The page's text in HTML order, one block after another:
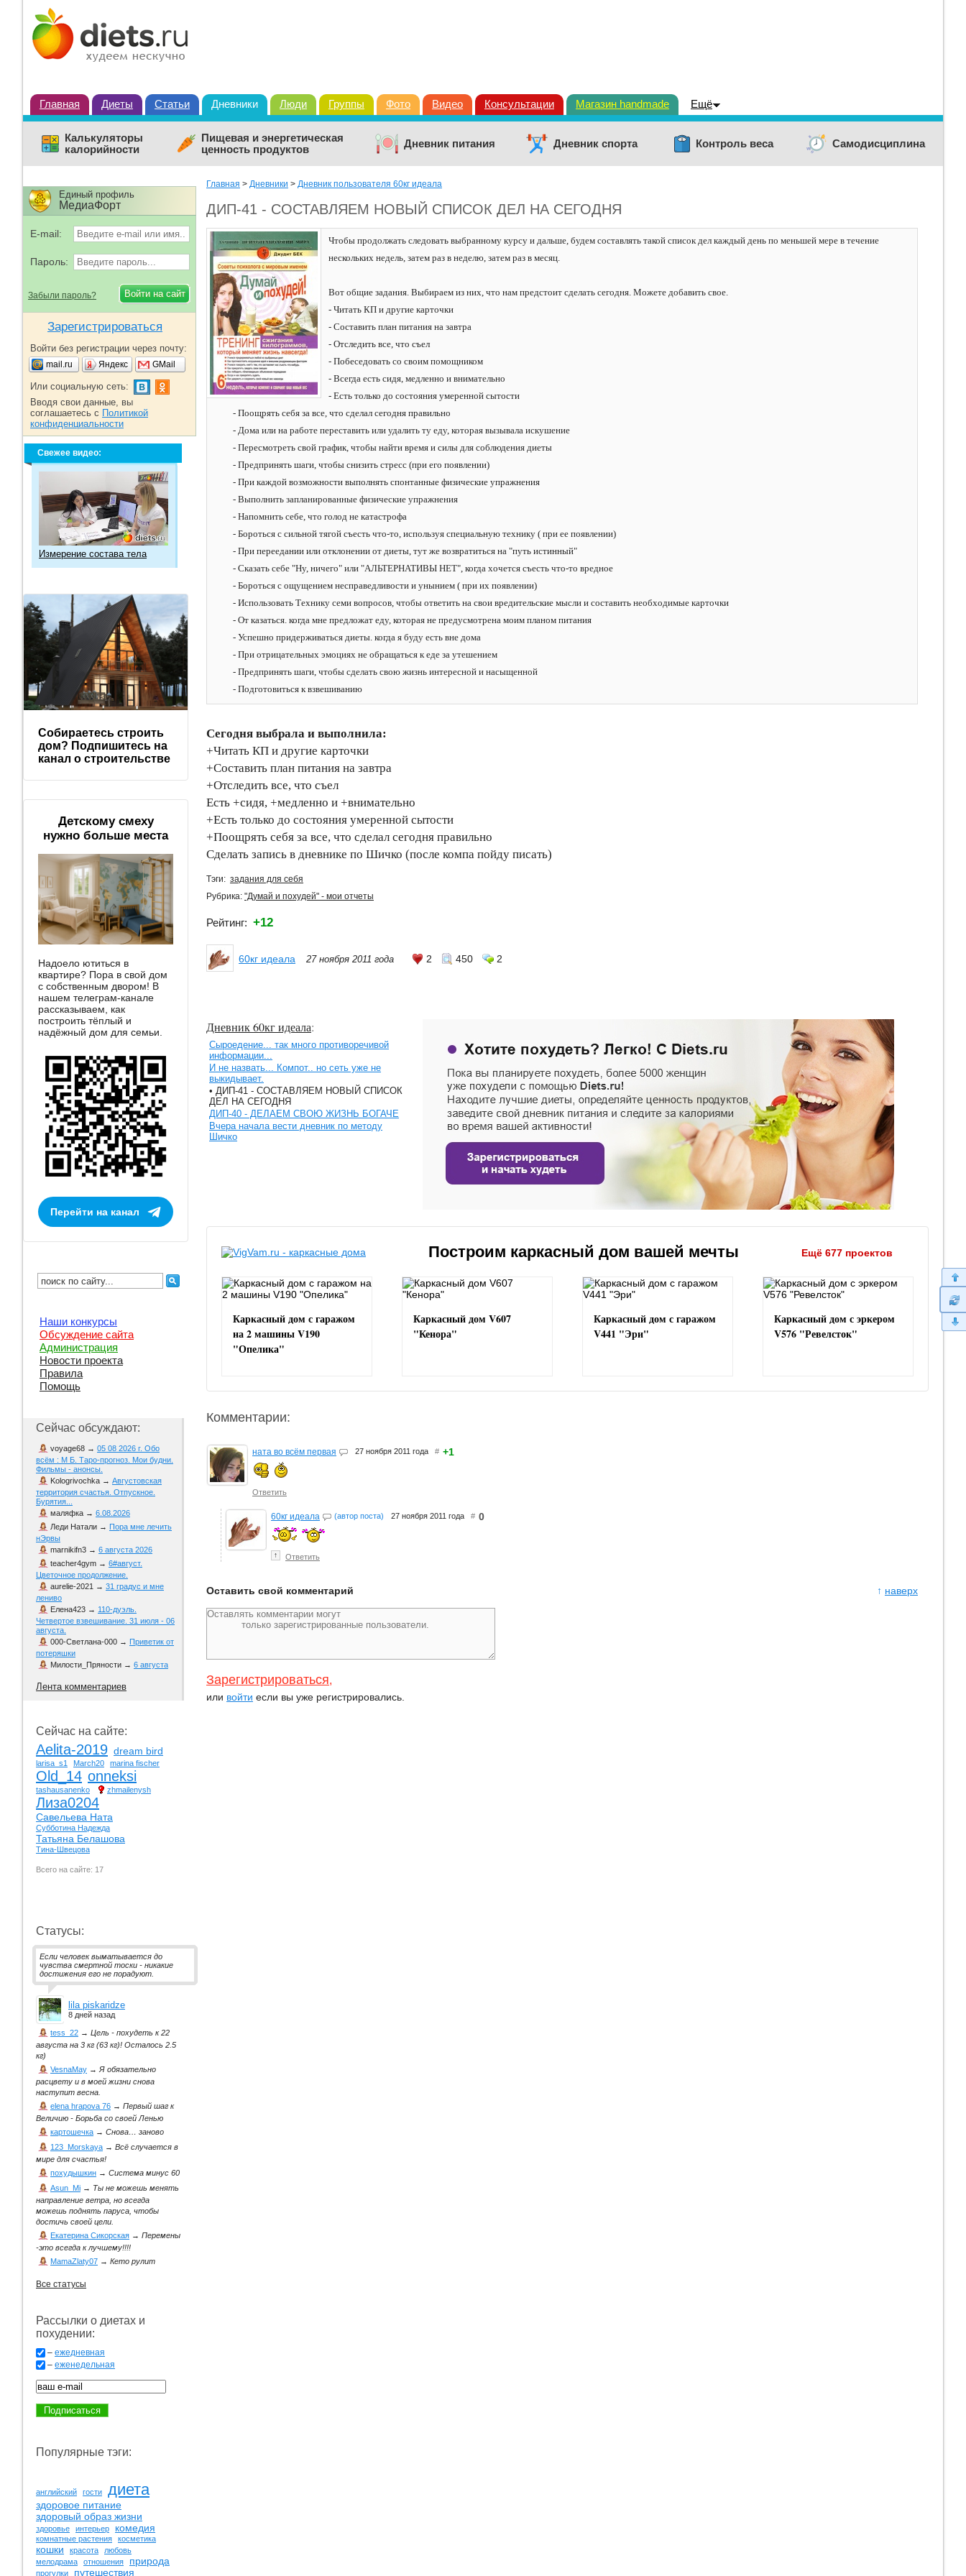
Главная Диеты Статьи Дневники Люди Группы Фото Видео Консультации Магазин handmade Ещё
Калькуляторы
калорийности
Пищевая и энергетическая
ценность продуктов
Дневник питания Дневник спорта Контроль веса Самодисциплина
Главная > Дневники > Дневник пользователя 60кг идеала
ДИП-41 - СОСТАВЛЯЕМ НОВЫЙ СПИСОК ДЕЛ НА СЕГОДНЯ
Чтобы продолжать следовать выбранному курсу и дальше, будем составлять такой список дел каждый день по меньшей мере в течение
нескольких недель, затем раз в неделю, затем раз в месяц.
Вот общие задания. Выбираем из них, что нам предстоит сделать сегодня. Можете добавить свое.
- Читать КП и другие карточки
- Составить план питания на завтра
- Отследить все, что съел
- Побеседовать со своим помощником
- Всегда есть сидя, медленно и внимательно
- Есть только до состояния умеренной сытости
- Поощрять себя за все, что сделал сегодня правильно
- Дома или на работе переставить или удалить ту еду, которая вызывала искушение
- Пересмотреть свой график, чтобы найти время и силы для соблюдения диеты
- Предпринять шаги, чтобы снизить стресс (при его появлении)
- При каждой возможности выполнять спонтанные физические упражнения
- Выполнить запланированные физические упражнения
- Напомнить себе, что голод не катастрофа
- Бороться с сильной тягой съесть что-то, используя специальную технику ( при ее появлении)
- При переедании или отклонении от диеты, тут же возвратиться на "путь истинный"
- Сказать себе "Ну, ничего" или "АЛЬТЕРНАТИВЫ НЕТ", когда хочется съесть что-то вредное
- Бороться с ощущением несправедливости и унынием ( при их появлении)
- Использовать Технику семи вопросов, чтобы ответить на свои вредительские мысли и составить необходимые карточки
- От казаться. когда мне предложат еду, которая не предусмотрена моим планом питания
- Успешно придерживаться диеты. когда я буду есть вне дома
- При отрицательных эмоциях не обращаться к еде за утешением
- Предпринять шаги, чтобы сделать свою жизнь интересной и насыщенной
- Подготовиться к взвешиванию
Сегодня выбрала и выполнила:
+Читать КП и другие карточки
+Составить план питания на завтра
+Отследить все, что съел
Есть +сидя, +медленно и +внимательно
+Есть только до состояния умеренной сытости
+Поощрять себя за все, что сделал сегодня правильно
Сделать запись в дневнике по Шичко (после компа пойду писать)
Тэги: задания для себя
Рубрика: "Думай и похудей" - мои отчеты
Рейтинг: +12
60кг идеала 27 ноября 2011 года 2 450 2
Дневник 60кг идеала:
Сыроедение... так много противоречивой
информации...
И не назвать... Компот.. но сеть уже не
выкидывает.
• ДИП-41 - СОСТАВЛЯЕМ НОВЫЙ СПИСОК
ДЕЛ НА СЕГОДНЯ
ДИП-40 - ДЕЛАЕМ СВОЮ ЖИЗНЬ БОГАЧЕ
Вчера начала вести дневник по методу
Шичко
Построим каркасный дом вашей мечты Ещё 677 проектов
Каркасный дом с гаражом
на 2 машины V190
"Опелика"
Каркасный дом V607
"Кенора"
Каркасный дом с гаражом
V441 "Эри"
Каркасный дом с эркером
V576 "Ревелсток"
Комментарии:
ната во всём первая 27 ноября 2011 года # +1
Ответить
60кг идеала (автор поста) 27 ноября 2011 года # 0
↑ Ответить
↑ наверх
Оставить свой комментарий
Зарегистрироваться,
или войти если вы уже регистрировались.
Единый профиль
МедиаФорт
E-mail:
Пароль:
Забыли пароль?
Зарегистрироваться
Войти без регистрации через почту:
mail.ru Яндекс GMail
Или социальную сеть:
Вводя свои данные, вы
соглашаетесь с Политикой
конфиденциальности
Свежее видео:
Измерение состава тела
Собираетесь строить
дом? Подпишитесь на
канал о строительстве
Детскому смеху
нужно больше места
Надоело ютиться в
квартире? Пора в свой дом
с собственным двором! В
нашем телеграм-канале
рассказываем, как
построить тёплый и
надёжный дом для семьи.
Перейти на канал
Наши конкурсы
Обсуждение сайта
Администрация
Новости проекта
Правила
Помощь
Сейчас обсуждают:
voyage68 → 05 08 2026 г. Обо
всём : М Б. Таро-прогноз. Мои будни.
Фильмы - анонсы.
Kologrivochka → Августовская
территория счастья. Отпускное.
Бурятия...
маляфка → 6.08.2026
Леди Натали → Пора мне лечить
нЭрвы
marnikifn3 → 6 августа 2026
teacher4gym → 6#август.
Цветочное продолжение.
aurelie-2021 → 31 градус и мне
лениво
Елена423 → 110-дуэль.
Четвертое взвешивание. 31 июля - 06
августа.
000-Светлана-000 → Приветик от
потеряшки
Милости_Пряности → 6 августа
Лента комментариев
Сейчас на сайте:
Aelita-2019 dream bird
larisa_s1 March20 marina fischer
Old_14 onneksi
tashausanenko zhmailenysh
Лиза0204
Савельева Ната
Субботина Надежда
Татьяна Белашова
Тина-Швецова
Всего на сайте: 17
Статусы:
Если человек выматывается до
чувства смертной тоски - никакие
достижения его не порадуют.
lila piskaridze
8 дней назад
tess_22 → Цель - похудеть к 22
августа на 3 кг (63 кг)! Осталось 2.5
кг)
VesnaMay →Я обязательно
расцвету и в моей жизни снова
наступит весна.
elena hrapova 76 → Первый шаг к
Величию - Борьба со своей Ленью
картошечка → Снова… заново
123_Morskaya → Всё случается в
мире для счастья!
похудышкин → Система минус 60
Asun_Mi → Ты не можешь менять
направление ветра, но всегда
можешь поднять паруса, чтобы
достичь своей цели.
Екатерина Сикорская → Перемены
-это всегда к лучшему!!!!
MamaZlaty07 → Кето рулит
Все статусы
Рассылки о диетах и
похудении:
– ежедневная
– еженедельная
Популярные тэги:
английский гости диета
здоровое питание
здоровый образ жизни
здоровье интерьер комедия
комнатные растения косметика
кошки красота
любовь
мелодрама
отношения природа
прогулки путешествия